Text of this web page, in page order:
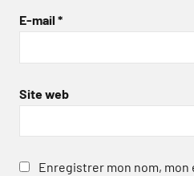
E-mail *
Site web
Enregistrer mon nom, mon